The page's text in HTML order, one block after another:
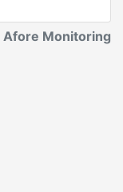
Afore Monitoring